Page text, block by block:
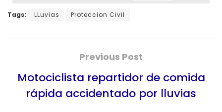
Tags: LLuvias Proteccion Civil
Previous Post
Motociclista repartidor de comida
rápida accidentado por lluvias